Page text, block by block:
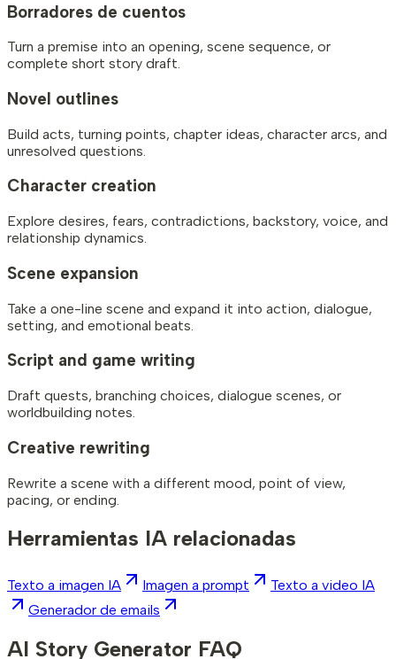
Borradores de cuentos
Turn a premise into an opening, scene sequence, or
complete short story draft.
Novel outlines
Build acts, turning points, chapter ideas, character arcs, and
unresolved questions.
Character creation
Explore desires, fears, contradictions, backstory, voice, and
relationship dynamics.
Scene expansion
Take a one-line scene and expand it into action, dialogue,
setting, and emotional beats.
Script and game writing
Draft quests, branching choices, dialogue scenes, or
worldbuilding notes.
Creative rewriting
Rewrite a scene with a different mood, point of view,
pacing, or ending.
Herramientas IA relacionadas
Texto a imagen IA Imagen a prompt
Texto a video IA
Generador de emails
AI Story Generator FAQ